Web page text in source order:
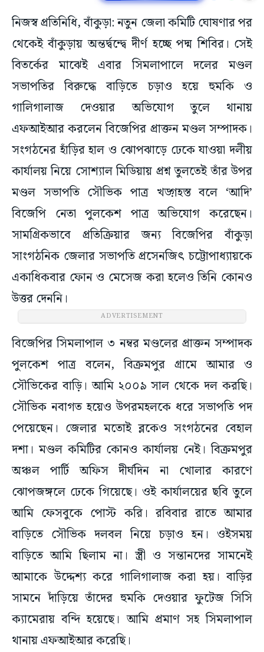
নিজস্ব প্রতিনিধি, বাঁকুড়া: নতুন জেলা কমিটি ঘোষণার পর
থেকেই বাঁকুড়ায় অন্তর্দ্বন্দ্বে দীর্ণ হচ্ছে পদ্ম শিবির। সেই
বিতর্কের মাঝেই এবার সিমলাপালে দলের মণ্ডল
সভাপতির বিরুদ্ধে বাড়িতে চড়াও হয়ে হুমকি ও
গালিগালাজ দেওয়ার অভিযোগ তুলে থানায়
এফআইআর করলেন বিজেপির প্রাক্তন মণ্ডল সম্পাদক।
সংগঠনের হাঁড়ির হাল ও ঝোপঝাড়ে ঢেকে যাওয়া দলীয়
কার্যালয় নিয়ে সোশ্যাল মিডিয়ায় প্রশ্ন তুলতেই তাঁর উপর
মণ্ডল সভাপতি সৌভিক পাত্র খড়্গহস্ত বলে ‘আদি’
বিজেপি নেতা পুলকেশ পাত্র অভিযোগ করেছেন।
সামগ্রিকভাবে প্রতিক্রিয়ার জন্য বিজেপির বাঁকুড়া
সাংগঠনিক জেলার সভাপতি প্রসেনজিৎ চট্টোপাধ্যায়কে
একাধিকবার ফোন ও মেসেজ করা হলেও তিনি কোনও
উত্তর দেননি।
ADVERTISEMENT
বিজেপির সিমলাপাল ৩ নম্বর মণ্ডলের প্রাক্তন সম্পাদক
পুলকেশ পাত্র বলেন, বিক্রমপুর গ্রামে আমার ও
সৌভিকের বাড়ি। আমি ২০০৯ সাল থেকে দল করছি।
সৌভিক নবাগত হয়েও উপরমহলকে ধরে সভাপতি পদ
পেয়েছেন। জেলার মতোই ব্লকেও সংগঠনের বেহাল
দশা। মণ্ডল কমিটির কোনও কার্যালয় নেই। বিক্রমপুর
অঞ্চল পার্টি অফিস দীর্ঘদিন না খোলার কারণে
ঝোপজঙ্গলে ঢেকে গিয়েছে। ওই কার্যালয়ের ছবি তুলে
আমি ফেসবুকে পোস্ট করি। রবিবার রাতে আমার
বাড়িতে সৌভিক দলবল নিয়ে চড়াও হন। ওইসময়
বাড়িতে আমি ছিলাম না। স্ত্রী ও সন্তানদের সামনেই
আমাকে উদ্দেশ্য করে গালিগালাজ করা হয়। বাড়ির
সামনে দাঁড়িয়ে তাঁদের হুমকি দেওয়ার ফুটেজ সিসি
ক্যামেরায় বন্দি হয়েছে। আমি প্রমাণ সহ সিমলাপাল
থানায় এফআইআর করেছি।